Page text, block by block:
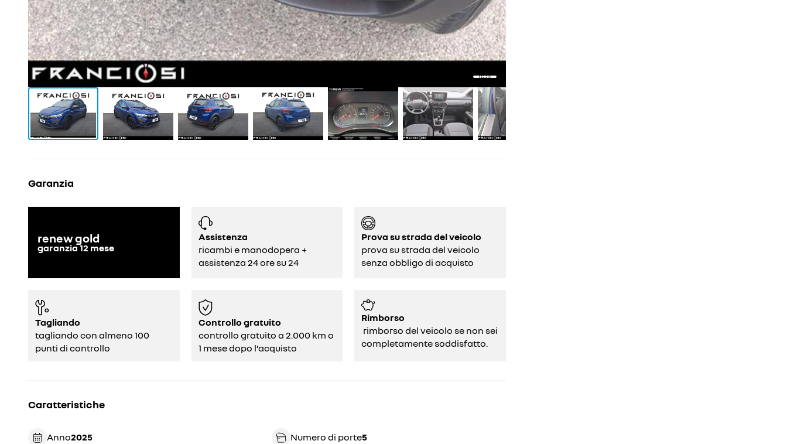
Garanzia
renew gold
garanzia12 mese
Assistenza
ricambi e manodopera +
assistenza 24 ore su 24
Prova su strada del veicolo
prova su strada del veicolo
senza obbligo di acquisto
Tagliando
tagliando con almeno 100
punti di controllo
Controllo gratuito
controllo gratuito a 2.000 km o
1 mese dopo l’acquisto
Rimborso
rimborso del veicolo se non sei
completamente soddisfatto.
Caratteristiche
Anno 2025 Numero di porte5